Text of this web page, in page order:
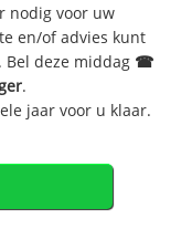
nodig voor uw
en/of advies kunt
Bel deze middag ☎
.
jaar voor u klaar.